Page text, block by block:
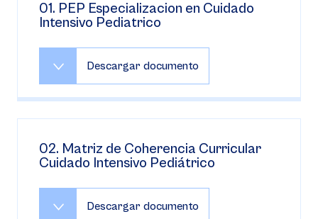
01. PEP Especializacion en Cuidado
Intensivo Pediatrico
Descargar documento
02. Matriz de Coherencia Curricular
Cuidado Intensivo Pediátrico
Descargar documento